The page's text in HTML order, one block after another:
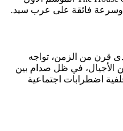
قرن من الزمن، تواجه
الأجيال، في ظل صدام بين
اضطرابات اجتماعية